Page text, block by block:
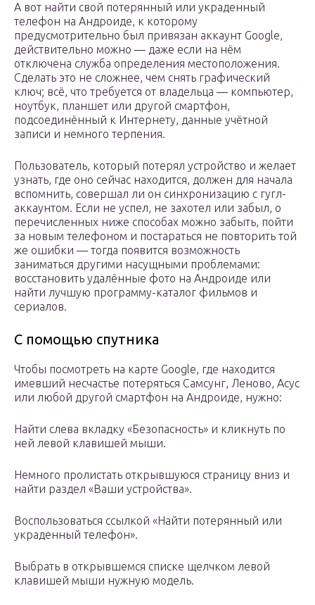
А вот найти свой потерянный или украденный
телефон на Андроиде, к которому
предусмотрительно был привязан аккаунт Google,
действительно можно — даже если на нём
отключена служба определения местоположения.
Сделать это не сложнее, чем снять графический
ключ; всё, что требуется от владельца — компьютер,
ноутбук, планшет или другой смартфон,
подсоединённый к Интернету, данные учётной
записи и немного терпения.
Пользователь, который потерял устройство и желает
узнать, где оно сейчас находится, должен для начала
вспомнить, совершал ли он синхронизацию с гугл-
аккаунтом. Если не успел, не захотел или забыл, о
перечисленных ниже способах можно забыть, пойти
за новым телефоном и постараться не повторить той
же ошибки — тогда появится возможность
заниматься другими насущными проблемами:
восстановить удалённые фото на Андроиде или
найти лучшую программу-каталог фильмов и
сериалов.
С помощью спутника
Чтобы посмотреть на карте Google, где находится
имевший несчастье потеряться Самсунг, Леново, Асус
или любой другой смартфон на Андроиде, нужно:
Найти слева вкладку «Безопасность» и кликнуть по
ней левой клавишей мыши.
Немного пролистать открывшуюся страницу вниз и
найти раздел «Ваши устройства».
Воспользоваться ссылкой «Найти потерянный или
украденный телефон».
Выбрать в открывшемся списке щелчком левой
клавишей мыши нужную модель.